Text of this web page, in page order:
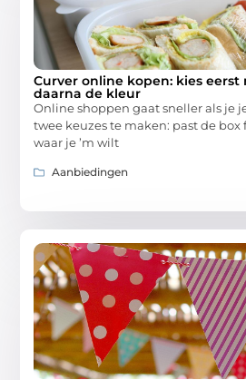
Curver online kopen: kies
daarna de kleur
Online shoppen gaat sneller als je
twee keuzes te maken: past de box
waar je ’m wilt
Aanbiedingen